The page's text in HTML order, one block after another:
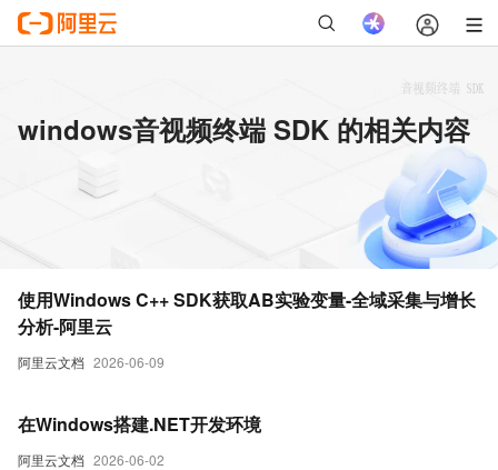
windows音视频终端 SDK 的相关内容
阿里云文档 2026-06-09
使用Windows C++ SDK获取AB实验变量-全域采集与增长
分析-阿里云
阿里云文档 2026-06-02
在Windows搭建.NET开发环境